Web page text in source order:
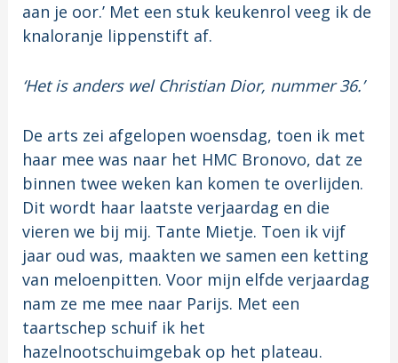
aan je oor.’ Met een stuk keukenrol veeg ik de
knaloranje lippenstift af.
‘Het is anders wel Christian Dior, nummer 36.’
De arts zei afgelopen woensdag, toen ik met
haar mee was naar het HMC Bronovo, dat ze
binnen twee weken kan komen te overlijden.
Dit wordt haar laatste verjaardag en die
vieren we bij mij. Tante Mietje. Toen ik vijf
jaar oud was, maakten we samen een ketting
van meloenpitten. Voor mijn elfde verjaardag
nam ze me mee naar Parijs. Met een
taartschep schuif ik het
hazelnootschuimgebak op het plateau.